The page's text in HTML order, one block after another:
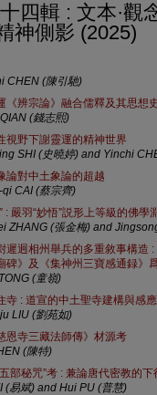
四輯 : 文本·觀
神側影 (2025)
CHEN (陳引馳)
《辨宗論》融合儒釋及其思想
(錢志熙)
視野下謝靈運的精神世界
SHI (史曉婷) and Yinchi
論對中土象論的超越
CAI (蔡宗齊)
: 嚴羽“妙悟”説形上等級的佛學
ZHANG (張金梅) and
遲迥相州舉兵的多重敘事構造
碑》及《集神州三寶感通録》
(童嶺)
寺 : 道宣的中土聖寺建構與感
LIU (劉苑如)
恩寺三藏法師傳》材源考
(陳特)
部秘咒”考 : 兼論唐代密教的下
(易斌) and Hui PU (普慧)